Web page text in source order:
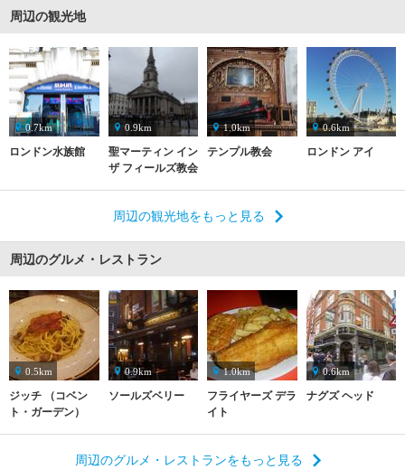
周辺の観光地
0.7km
ロンドン水族館
0.9km
聖マーティン イン
ザ フィールズ教会
1.0km
テンプル教会
0.6km
ロンドン アイ
周辺の観光地をもっと見る
周辺のグルメ・レストラン
0.5km
ジッチ （コベン
ト・ガーデン）
0.9km
ソールズベリー
1.0km
フライヤーズ デラ
イト
0.6km
ナグズ ヘッド
周辺のグルメ・レストランをもっと見る